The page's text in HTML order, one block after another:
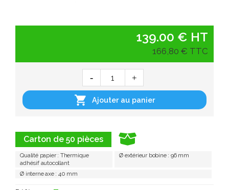
Carton de 50 pièces
Qualité papier : Thermique
adhésif autocollant
Ø extérieur bobine : 96 mm
Ø interne axe : 40 mm
139.00 € HT
166,80 € TTC
 Ajouter au panier